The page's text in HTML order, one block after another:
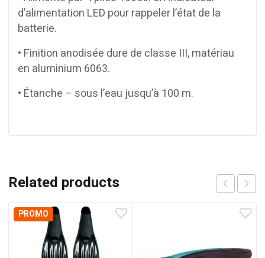
d’alimentation LED pour rappeler l’état de la
batterie.
• Finition anodisée dure de classe III, matériau
en aluminium 6063.
• Étanche – sous l’eau jusqu’à 100 m.
Related products
PROMO